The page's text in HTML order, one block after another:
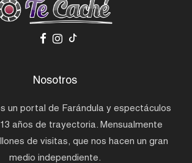
Nosotros
un portal de Farándula y espectáculos
años de trayectoria. Mensualmente
de visitas, que nos hacen un gran
medio independiente.